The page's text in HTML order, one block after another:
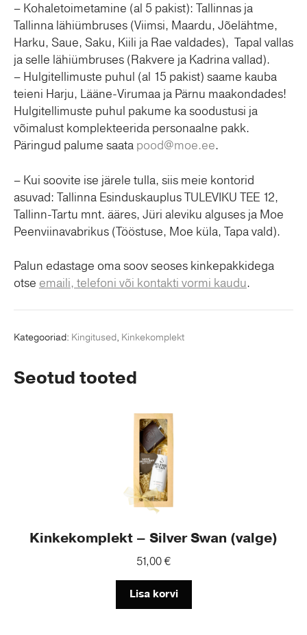
– Kohaletoimetamine (al 5 pakist): Tallinnas ja
Tallinna lähiümbruses (Viimsi, Maardu, Jõelähtme,
Harku, Saue, Saku, Kiili ja Rae valdades), Tapal vallas
ja selle lähiümbruses (Rakvere ja Kadrina vallad).
– Hulgitellimuste puhul (al 15 pakist) saame kauba
teieni Harju, Lääne-Virumaa ja Pärnu maakondades!
Hulgitellimuste puhul pakume ka soodustusi ja
võimalust komplekteerida personaalne pakk.
Päringud palume saata pood@moe.ee.
– Kui soovite ise järele tulla, siis meie kontorid
asuvad: Tallinna Esinduskauplus TULEVIKU TEE 12,
Tallinn-Tartu mnt. ääres, Jüri aleviku alguses ja Moe
Peenviinavabrikus (Tööstuse, Moe küla, Tapa vald).
Palun edastage oma soov seoses kinkepakkidega
otse emaili, telefoni või kontakti vormi kaudu.
Kategooriad: Kingitused, Kinkekomplekt
Seotud tooted
Kinkekomplekt – Silver Swan (valge)
51,00€
Lisa korvi